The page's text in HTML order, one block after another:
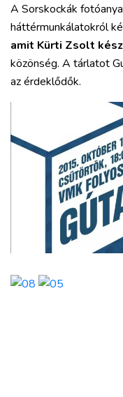
A Sorskockák
háttérmunkálatokról
amit Kürti Zsolt
közönség. A tárlatot
az érdeklődők.